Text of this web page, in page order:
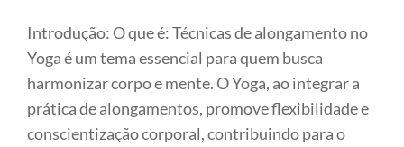
Introdução: O que é: Técnicas de alongamento no
Yoga é um tema essencial para quem busca
harmonizar corpo e mente. O Yoga, ao integrar a
prática de alongamentos, promove flexibilidade e
conscientização corporal, contribuindo para o